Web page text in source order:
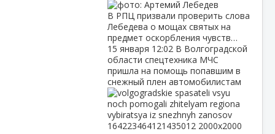
В РПЦ призвали проверить слова
Лебедева о мощах святых на
предмет оскорбления чувств…
15 января 12:02 В Волгоградской
области спецтехника МЧС
пришла на помощь попавшим в
снежный плен автомобилистам